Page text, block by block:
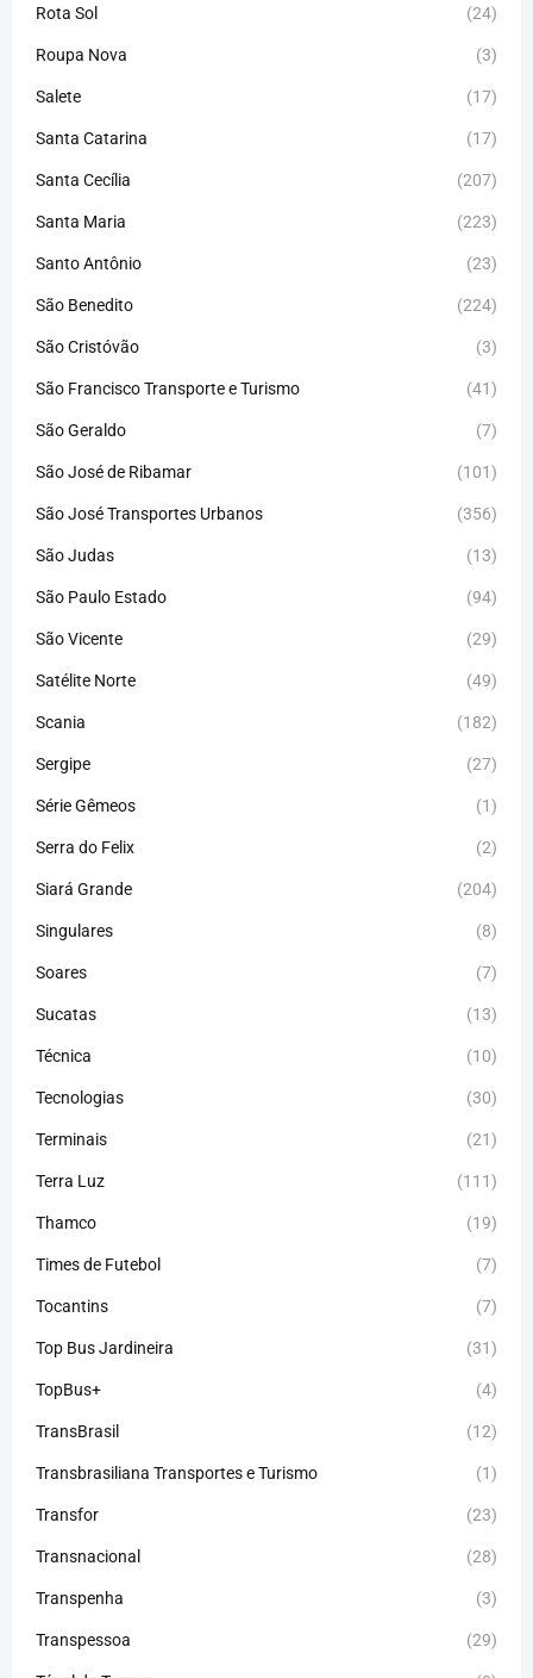
Rota Sol (24)
Roupa Nova (3)
Salete (17)
Santa Catarina (17)
Santa Cecília (207)
Santa Maria (223)
Santo Antônio (23)
São Benedito (224)
São Cristóvão (3)
São Francisco Transporte e Turismo (41)
São Geraldo (7)
São José de Ribamar (101)
São José Transportes Urbanos (356)
São Judas (13)
São Paulo Estado (94)
São Vicente (29)
Satélite Norte (49)
Scania (182)
Sergipe (27)
Série Gêmeos (1)
Serra do Felix (2)
Siará Grande (204)
Singulares (8)
Soares (7)
Sucatas (13)
Técnica (10)
Tecnologias (30)
Terminais (21)
Terra Luz (111)
Thamco (19)
Times de Futebol (7)
Tocantins (7)
Top Bus Jardineira (31)
TopBus+ (4)
TransBrasil (12)
Transbrasiliana Transportes e Turismo (1)
Transfor (23)
Transnacional (28)
Transpenha (3)
Transpessoa (29)